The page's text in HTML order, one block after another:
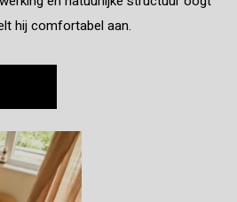
hij comfortabel aan.